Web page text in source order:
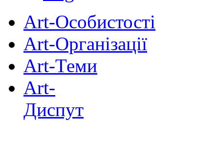
Art-Особистості
Art-Організації
Art-Теми
Art-
Диспут